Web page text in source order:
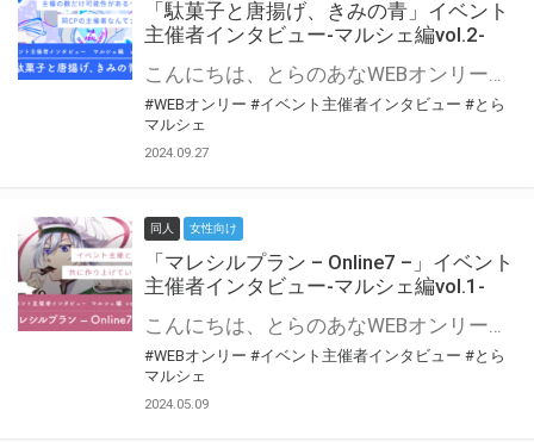
「駄菓子と唐揚げ、きみの青」イベント
主催者インタビュー-マルシェ編vol.2-
こんにちは、とらのあなWEBオンリー運営スタッフです。 新たにお届けする、イベント主催者インタビュー-マルシェ編-は、 とらのあなWEBオンリー「マルシェ」をご利用の主催様に 「マルシェ」を使ってイベントを開催した感想や心がけをお聞きする企画です。 今回は、WEBオンリー初開催「駄菓子と唐揚げ、きみの青」より、 主催のぎこ六屋様にお話を伺いました。 協力：ぎこ六屋様／イベント公式Twitter（@krkgwks） とらのあなWEBオンリー「マルシェ」とは？ WEBオンリーでリアルタイムでコミュニケーションがとれるオンライン会場です。
#WEBオンリー #イベント主催者インタビュー #とら
マルシェ
2024.09.27
同人 女性向け
「マレシルプラン – Online7 –」イベント
主催者インタビュー-マルシェ編vol.1-
こんにちは、とらのあなWEBオンリー運営スタッフです。 新たにお届けする、イベント主催者インタビュー-マルシェ編-は、 とらのあなWEBオンリー「マルシェ」をご利用した主催様に 「マルシェ」を使って開催した感想や心がけをお聞きする企画です。 今回は、WEBオンリー開催7回目迎えた「マレシルプラン – Online7 –」より、 主催の玉川うた様にお話を伺いました。 ▼マレシルプランのインタビュー前回記事 「イベント主催者インタビュー vol.6」はこちら 協力：玉川うた様（マレシルプラン実行委員会 代表）／イベント公式Twitter（@mallesil_plan） とらのあなWEBオンリー「マルシェ」とは？ WEBオンリーでリアルタイムでコミュニケーションがとれるオンライン会場です。
#WEBオンリー #イベント主催者インタビュー #とら
マルシェ
2024.05.09